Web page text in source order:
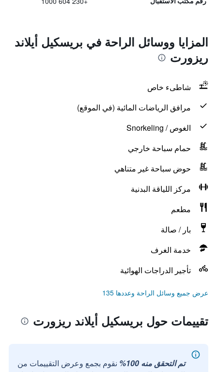
المزايا ووسائل الراحة في بريسكيل أيلاند
ريزورت
شاطىء خاص
مرافق الرياضات المائية (في الموقع)
الغوص / Snorkeling
حمام سباحة خارجي
حوض سباحة غير متناهي
مركز اللياقة البدنية
مطعم
بار / صالة
خدمة الغرف
تأجير الدراجات الهوائية
عرض جميع وسائل الراحة وعددها 135
تقييمات حول بريسكيل أيلاند ريزورت
تم التحقق منه 100%
نقوم بجمع وعرض التقييمات من